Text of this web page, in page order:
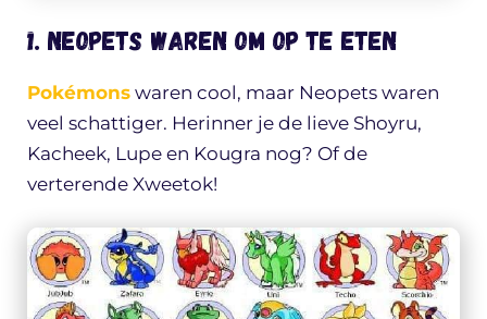
1. Neopets waren om op te eten
Pokémons waren cool, maar Neopets waren
veel schattiger. Herinner je de lieve Shoyru,
Kacheek, Lupe en Kougra nog? Of de
verterende Xweetok!